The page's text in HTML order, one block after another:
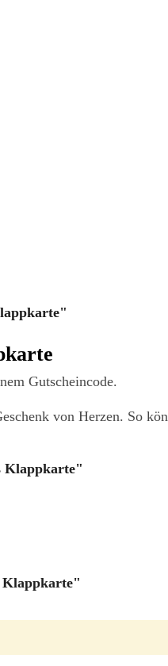
Gutscheincode.
von Herzen. So
Klappkarte"
Klappkarte"